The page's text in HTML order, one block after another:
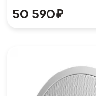
50 590₽